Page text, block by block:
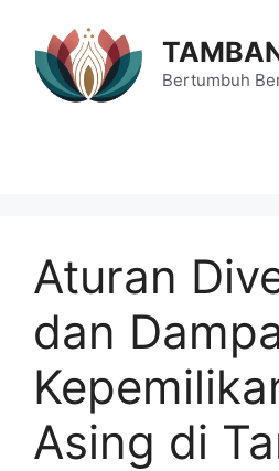
Bertumbuh
Aturan
dan
Asing di